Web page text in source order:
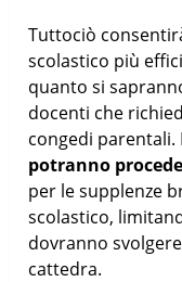
Tuttociò
scolastico più
quanto si
docenti che
congedi
potranno
per le supplenze
scolastico,
dovranno
cattedra.